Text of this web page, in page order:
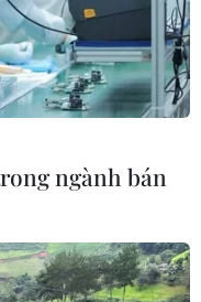
có Phó Thủ tướng
Bộ Công an Tô
ngành bán